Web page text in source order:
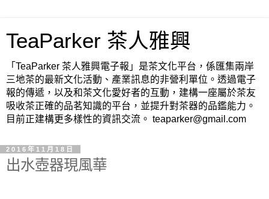
TeaParker 茶人雅興
「TeaParker 茶人雅興電子報」是茶文化平台，係匯集兩岸
三地茶的最新文化活動、產業訊息的非營利單位。透過電子
報的傳遞，以及和茶文化愛好者的互動，建構一座屬於茶友
吸收茶正確的品茗知識的平台，並提升對茶器的品鑑能力。
目前正建構更多樣性的資訊交流。 teaparker@gmail.com
2016年11月18日
出水壺器現風華